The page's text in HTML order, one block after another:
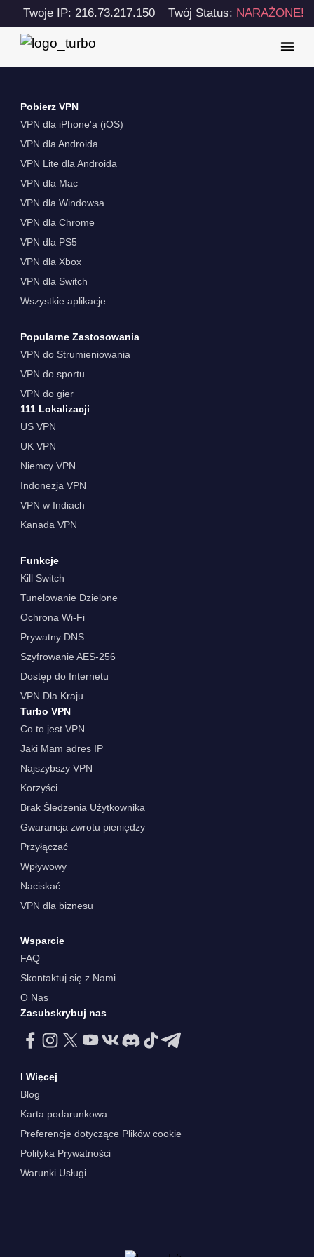
Twoje IP: 216.73.217.150 Twój Status: NARAŻONE!
Pobierz VPN
VPN dla iPhone'a (iOS)
VPN dla Androida
VPN Lite dla Androida
VPN dla Mac
VPN dla Windowsa
VPN dla Chrome
VPN dla PS5
VPN dla Xbox
VPN dla Switch
Wszystkie aplikacje
Popularne Zastosowania
VPN do Strumieniowania
VPN do sportu
VPN do gier
111 Lokalizacji
US VPN
UK VPN
Niemcy VPN
Indonezja VPN
VPN w Indiach
Kanada VPN
Funkcje
Kill Switch
Tunelowanie Dzielone
Ochrona Wi-Fi
Prywatny DNS
Szyfrowanie AES-256
Dostęp do Internetu
VPN Dla Kraju
Turbo VPN
Co to jest VPN
Jaki Mam adres IP
Najszybszy VPN
Korzyści
Brak Śledzenia Użytkownika
Gwarancja zwrotu pieniędzy
Przyłączać
Wpływowy
Naciskać
VPN dla biznesu
Wsparcie
FAQ
Skontaktuj się z Nami
O Nas
Zasubskrybuj nas
I Więcej
Blog
Karta podarunkowa
Preferencje dotyczące Plików cookie
Polityka Prywatności
Warunki Usługi